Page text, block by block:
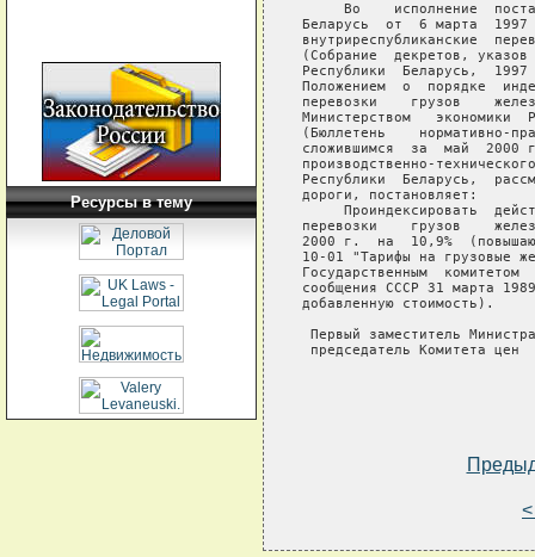
Ресурсы в тему
Во    исполнение
Беларусь  от  6 марта
внутриреспубликанские
(Собрание  декретов, указов
Республики  Беларусь,
Положением  о  порядке
перевозки    грузов
Министерством   экономики
(Бюллетень    нормативно-
сложившимся  за  май  2000
производственно-
Республики  Беларусь,
дороги, постановляет:
Проиндексировать
перевозки    грузов
2000 г.  на  10,9%
10-01 "Тарифы на грузовые
Государственным
сообщения СССР 31 марта
добавленную стоимость).
Первый заместитель
председатель